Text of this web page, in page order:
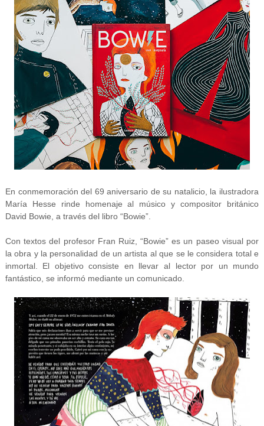
En conmemoración del 69 aniversario de su natalicio, la ilustradora
María Hesse rinde homenaje al músico y compositor británico
David Bowie, a través del libro “Bowie”.
Con textos del profesor Fran Ruiz, “Bowie” es un paseo visual por
la obra y la personalidad de un artista al que se le considera total e
inmortal. El objetivo consiste en llevar al lector por un mundo
fantástico, se informó mediante un comunicado.